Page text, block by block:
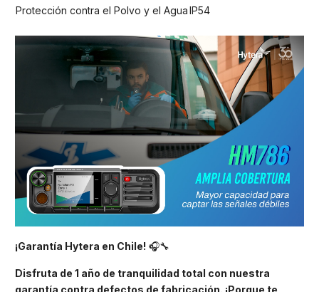
Protección contra el Polvo y el AguaIP54
¡Garantía Hytera en Chile! 🎧🔧
Disfruta de 1 año de tranquilidad total con nuestra